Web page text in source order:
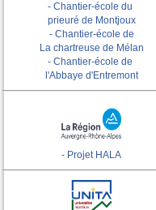
- Chantier-école du
prieuré de Montjoux
- Chantier-école de
La chartreuse de Mélan
- Chantier-école de
l'Abbaye d'Entremont
- Projet HALA